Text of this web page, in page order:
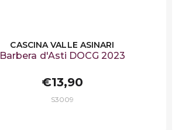
CASCINA VALLE ASINARI
Barbera d'Asti DOCG 2023
€13,90
S3009